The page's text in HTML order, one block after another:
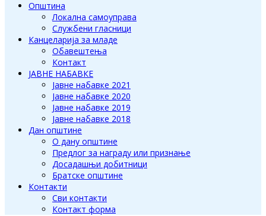
Општина
Локална самоуправа
Службени гласници
Канцеларија за младе
Обавештења
Контакт
ЈАВНЕ НАБАВКЕ
Јавне набавке 2021
Јавне набавке 2020
Јавне набавке 2019
Јавне набавке 2018
Дан општине
О дану општине
Предлог за награду или признање
Досадашњи добитници
Братске општине
Контакти
Сви контакти
Контакт форма